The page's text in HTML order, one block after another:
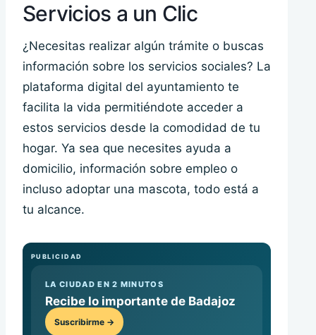
Servicios a un Clic
¿Necesitas realizar algún trámite o buscas
información sobre los servicios sociales? La
plataforma digital del ayuntamiento te
facilita la vida permitiéndote acceder a
estos servicios desde la comodidad de tu
hogar. Ya sea que necesites ayuda a
domicilio, información sobre empleo o
incluso adoptar una mascota, todo está a
tu alcance.
PUBLICIDAD
LA CIUDAD EN 2 MINUTOS
Recibe lo importante de Badajoz
Suscribirme →